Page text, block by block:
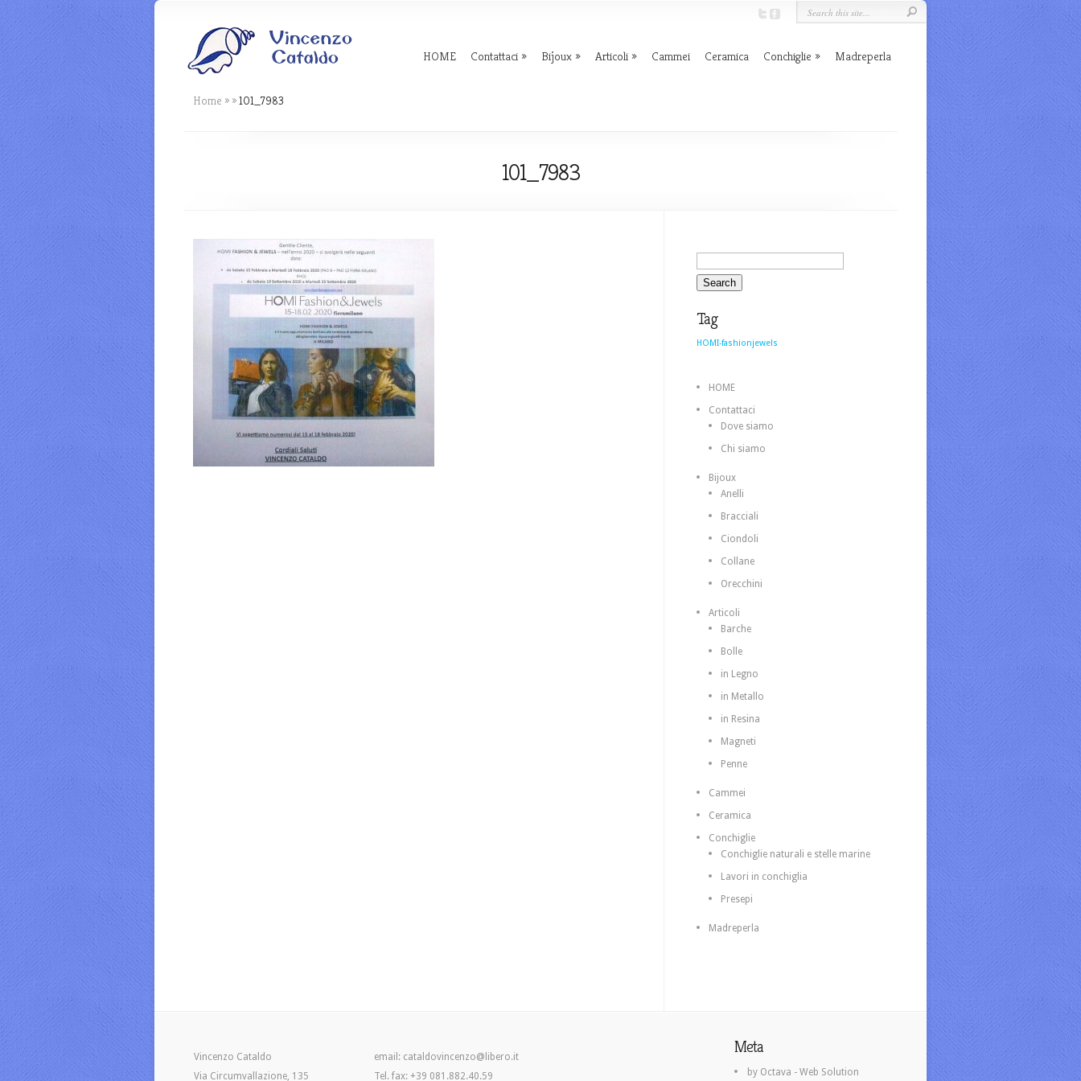
HOME Contattaci Bijoux Articoli Cammei Ceramica Conchiglie Madreperla
Home » »101_7983
101_7983
Tag
HOMI-fashionjewels
HOME
Contattaci
Dove siamo
Chi siamo
Bijoux
Anelli
Bracciali
Ciondoli
Collane
Orecchini
Articoli
Barche
Bolle
in Legno
in Metallo
in Resina
Magneti
Penne
Cammei
Ceramica
Conchiglie
Conchiglie naturali e stelle marine
Lavori in conchiglia
Presepi
Madreperla
Vincenzo Cataldo
Via Circumvallazione, 135
email: cataldovincenzo@libero.it
Tel. fax: +39 081.882.40.59
Meta
by Octava - Web Solution